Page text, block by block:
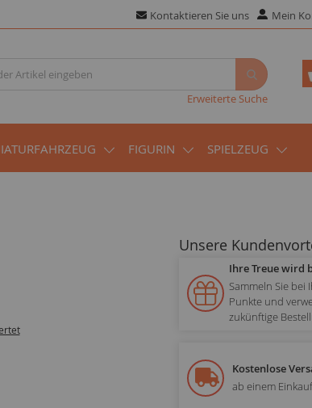
Kontaktieren Sie uns Mein
Erweiterte Suche
FIGURIN SPIELZEUG
Unsere
Ihre Treue wird
Sammeln Sie bei
Punkte und
zukünftige
Kostenlose
ab einem